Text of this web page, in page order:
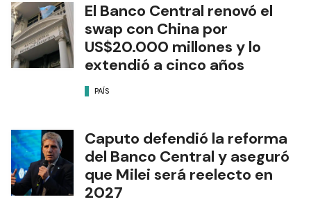
El Banco Central renovó el
swap con China por
US$20.000 millones y lo
extendió a cinco años
PAÍS
Caputo defendió la reforma
del Banco Central y aseguró
que Milei será reelecto en
2027